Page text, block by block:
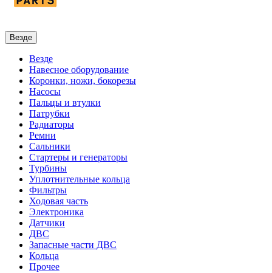
Везде
Везде
Навесное оборудование
Коронки, ножи, бокорезы
Насосы
Пальцы и втулки
Патрубки
Радиаторы
Ремни
Сальники
Стартеры и генераторы
Турбины
Уплотнительные кольца
Фильтры
Ходовая часть
Электроника
Датчики
ДВС
Запасные части ДВС
Кольца
Прочее